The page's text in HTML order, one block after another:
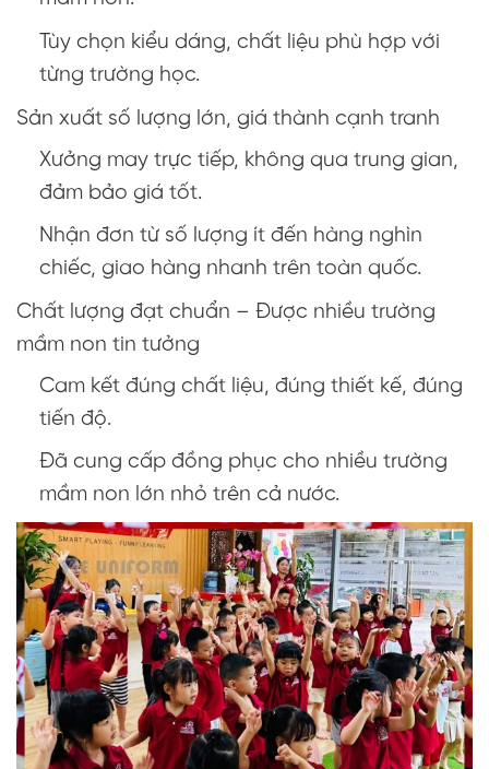
Tùy chọn kiểu dáng, chất liệu phù hợp với
từng trường học.
Sản xuất số lượng lớn, giá thành cạnh tranh
Xưởng may trực tiếp, không qua trung gian,
đảm bảo giá tốt.
Nhận đơn từ số lượng ít đến hàng nghìn
chiếc, giao hàng nhanh trên toàn quốc.
Chất lượng đạt chuẩn – Được nhiều trường
mầm non tin tưởng
Cam kết đúng chất liệu, đúng thiết kế, đúng
tiến độ.
Đã cung cấp đồng phục cho nhiều trường
mầm non lớn nhỏ trên cả nước.